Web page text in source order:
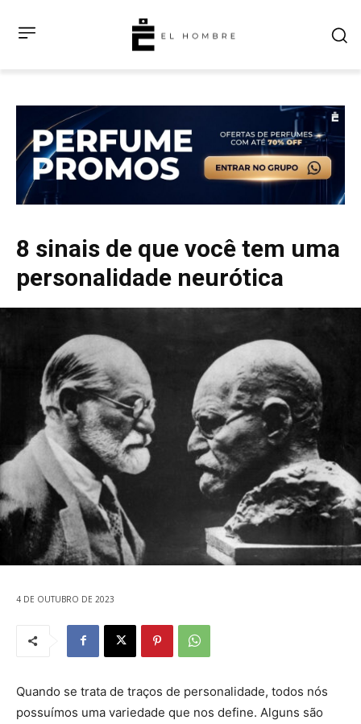
8 sinais de que você tem uma
personalidade neurótica
4 DE OUTUBRO DE 2023
Quando se trata de traços de personalidade, todos nós
possuímos uma variedade que nos define. Alguns são